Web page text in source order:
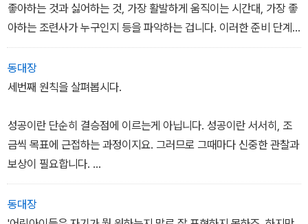
좋아하는 것과 싫어하는 것, 가장 활발하게 움직이는 시간대, 가장 좋
아하는 조련사가 누구인지 등을 파악하는 겁니다. 이러한 준비 단계
에는 원치 않는 행동을 강화하지 않는 것도 포함되지요.'
그는 두번째 원칙과 세번째 원칙을 연이어 설명했다.
'실패는 나쁜 것이 아닙니다. 고래가 당신이 원치 않는 행동을 했을 때
는 거기에 최소한의 관심만을 보임으로써 그 행동을 강화하지 말아야
합니다. 반면 고래가 당신이 원하는 행동을 하는 순간을 포착하면 그
즉시 호들갑을 떨며 강력하게 강화해주어야 하죠.
-33쪽
동대장
세번째 원칙을 살펴봅시다.
성공이란 단순히 결승점에 이르는게 아닙니다. 성공이란 서서히, 조
금씩 목표에 근접하는 과정이지요. 그러므로 그때마다 신중한 관찰과
보상이 필요합니다.
이러한 보상은 다양한 방식으로 이루어지는데, 고래가 목표를 향해
아주 조금이라도 진전을 보인다면 거기에 대해 긍정적이고 좋은 기분
동대장